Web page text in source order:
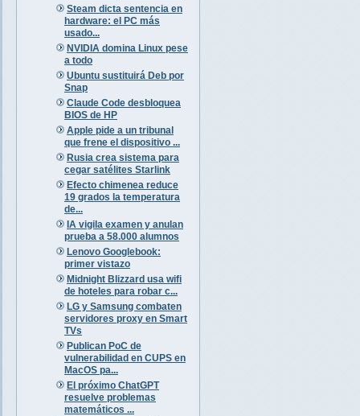
Steam dicta sentencia en
hardware: el PC más
usado...
NVIDIA domina Linux pese
a todo
Ubuntu sustituirá Deb por
Snap
Claude Code desbloquea
BIOS de HP
Apple pide a un tribunal
que frene el dispositivo ...
Rusia crea sistema para
cegar satélites Starlink
Efecto chimenea reduce
19 grados la temperatura
de...
IA vigila examen y anulan
prueba a 58.000 alumnos
Lenovo Googlebook:
primer vistazo
Midnight Blizzard usa wifi
de hoteles para robar c...
LG y Samsung combaten
servidores proxy en Smart
TVs
Publican PoC de
vulnerabilidad en CUPS en
MacOS pa...
El próximo ChatGPT
resuelve problemas
matemáticos ...